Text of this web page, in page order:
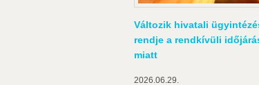
Változik hivatali
rendje a rendkívüli
miatt
2026.06.29.